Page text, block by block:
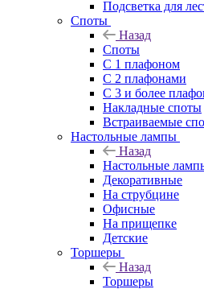
Подсветка для
Споты
Назад
Споты
С 1 плафоном
С 2 плафонами
С 3 и более
Накладные споты
Встраиваемые
Настольные лампы
Назад
Настольные
Декоративные
На струбцине
Офисные
На прищепке
Детские
Торшеры
Назад
Торшеры